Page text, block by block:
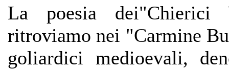
La poesia dei"Chierici
ritroviamo nei "Carmine
goliardici medioevali,